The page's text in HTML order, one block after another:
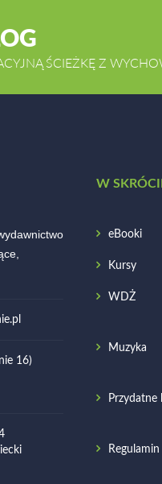
ŚCIEŻKĘ Z
16)
W
eBooki
Kursy
WDŻ
Muzyka
Przydatne
Regulamin